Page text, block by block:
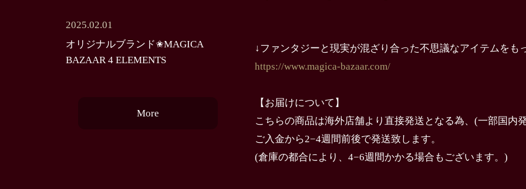
↓ファンタジーと現実が混ざり合った不思議なアイテムをも
https://www.magica-bazaar.com/
【お届けについて】
こちらの商品は海外店舗より直接発送となる為、(一部国内
ご入金から2−4週間前後で発送致します。
(倉庫の都合により、4−6週間かかる場合もございます。)
2025.02.01
オリジナルブランド✬MAGICA
BAZAAR 4 ELEMENTS
More